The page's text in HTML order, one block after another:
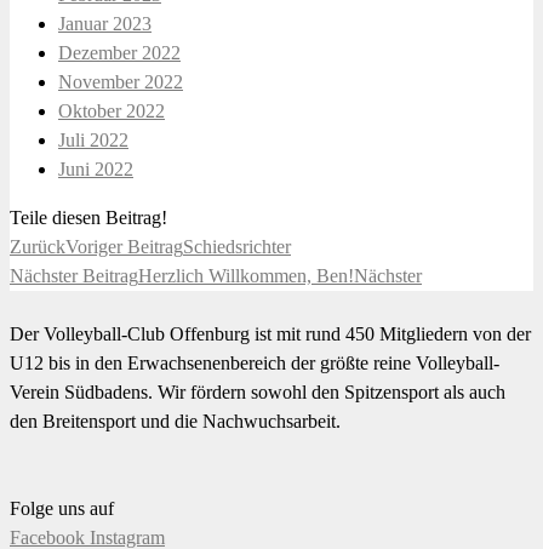
Januar 2023
Dezember 2022
November 2022
Oktober 2022
Juli 2022
Juni 2022
Teile diesen Beitrag!
ZurückVoriger BeitragSchiedsrichter
Nächster BeitragHerzlich Willkommen, Ben!Nächster
Der Volleyball-Club Offenburg ist mit rund 450 Mitgliedern von der
U12 bis in den Erwachsenenbereich der größte reine Volleyball-
Verein Südbadens. Wir fördern sowohl den Spitzensport als auch
den Breitensport und die Nachwuchsarbeit.
Folge uns auf
Facebook Instagram